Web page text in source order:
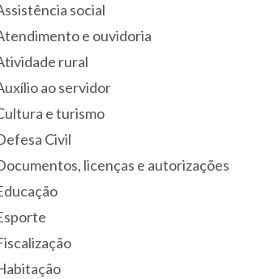
Assistência social
Atendimento e ouvidoria
Atividade rural
Auxílio ao servidor
Cultura e turismo
Defesa Civil
Documentos, licenças e autorizações
Educação
Esporte
Fiscalização
habitação